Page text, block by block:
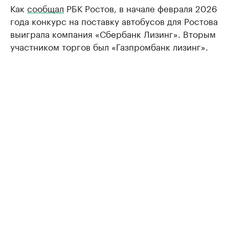
Как сообщал РБК Ростов, в начале февраля 2026
года конкурс на поставку автобусов для Ростова
выиграла компания «Сбербанк Лизинг». Вторым
участником торгов был «Газпромбанк лизинг».